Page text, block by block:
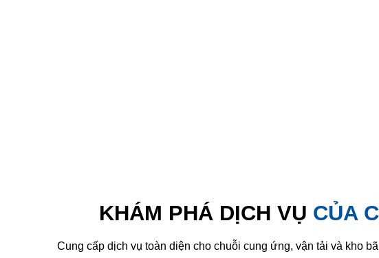
KHÁM PHÁ DỊCH VỤ CỦA
Cung cấp dịch vụ toàn diện cho chuỗi cung ứng, vận tải và kho